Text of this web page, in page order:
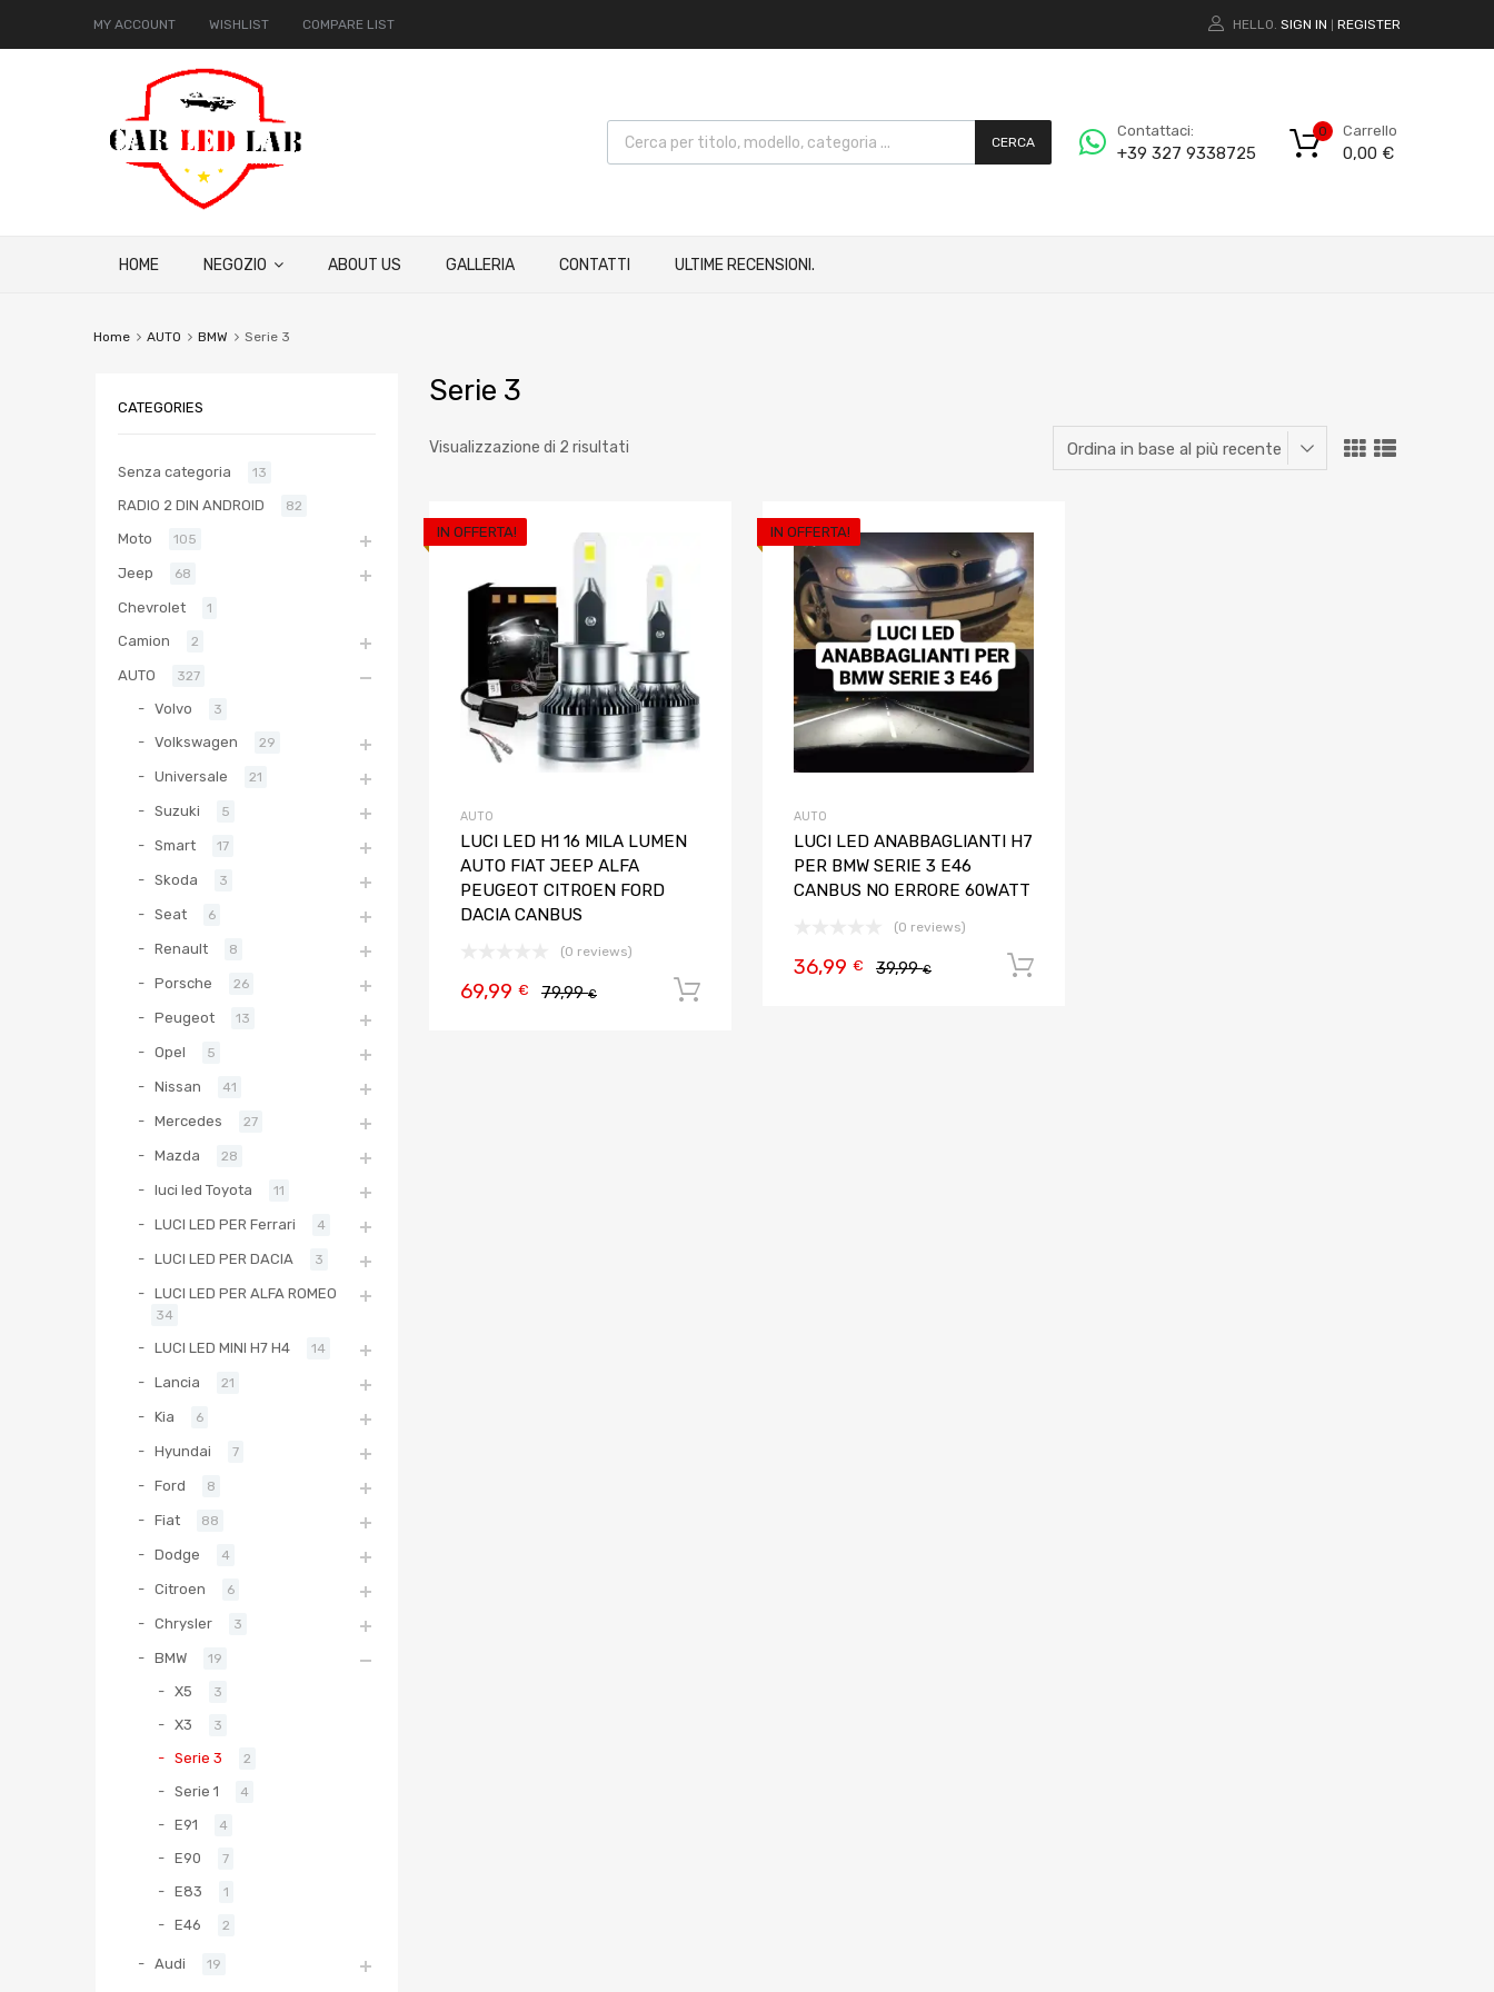
MY ACCOUNT WISHLIST COMPARE LIST HELLO. SIGN IN REGISTER
CERCA
Contattaci:
+39 327 9338725
Carrello
0,00 €
0
HOME NEGOZIO ABOUT US GALLERIA CONTATTI ULTIME RECENSIONI.
Home AUTO BMW Serie 3
Serie 3
Visualizzazione di 2 risultati
IN OFFERTA!
Aggiungi ai preferiti
Aggiungi al confronto
AUTO
LUCI LED H1 16 MILA LUMEN
AUTO FIAT JEEP ALFA
PEUGEOT CITROEN FORD
DACIA CANBUS
(0 reviews)
79,99€
69,99 €
IN OFFERTA!
AUTO
LUCI LED ANABBAGLIANTI H7
PER BMW SERIE 3 E46
CANBUS NO ERRORE 60WATT
(0 reviews)
39,99€
36,99 €
CATEGORIES
Senza categoria 13
RADIO 2 DIN ANDROID 82
Moto 105
Jeep 68
Chevrolet 1
Camion 2
AUTO 327
Volvo 3
Volkswagen 29
Universale 21
Suzuki 5
Smart 17
Skoda 3
Seat 6
Renault 8
Porsche 26
Peugeot 13
Opel 5
Nissan 41
Mercedes 27
Mazda 28
luci led Toyota 11
LUCI LED PER Ferrari 4
LUCI LED PER DACIA 3
LUCI LED PER ALFA ROMEO
34
LUCI LED MINI H7 H4 14
Lancia 21
Kia 6
Hyundai 7
Ford 8
Fiat 88
Dodge 4
Citroen 6
Chrysler 3
BMW 19
X5 3
X3 3
Serie 3 2
Serie 1 4
E91 4
E90 7
E83 1
E46 2
Audi 19